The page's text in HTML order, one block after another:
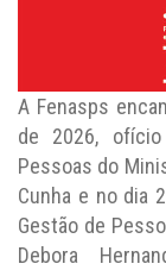
A Fenasps
de 2026, ofício
Pessoas do
Cunha e no dia
Gestão de
Debora